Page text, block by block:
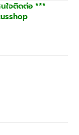
นใจติดต่อ ***